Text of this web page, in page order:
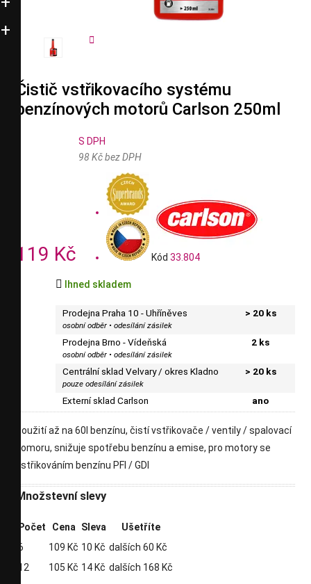


Čistič vstřikovacího systému
benzínových motorů Carlson 250ml
119 Kč
S DPH
98 Kč bez DPH
Kód 33.804
 Ihned skladem
Prodejna Praha 10 - Uhříněves
osobní odběr • odesílání zásilek
> 20 ks
Prodejna Brno - Vídeňská
osobní odběr • odesílání zásilek
2 ks
Centrální sklad Velvary / okres Kladno
pouze odesílání zásilek
> 20 ks
Externí sklad Carlson ano
použití až na 60l benzínu, čistí vstřikovače / ventily / spalovací
komoru, snižuje spotřebu benzínu a emise, pro motory se
vstřikováním benzínu PFI / GDI
Množstevní slevy
Počet Cena Sleva
Ušetříte
6
109 Kč 10 Kč dalších 60 Kč
12
105 Kč 14 Kč dalších 168 Kč